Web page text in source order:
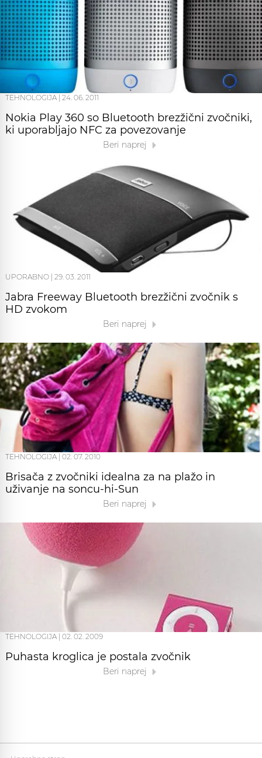
TEHNOLOGIJA | 24. 06. 2011
Nokia Play 360 so Bluetooth brezžični zvočniki,
ki uporabljajo NFC za povezovanje
Beri naprej
UPORABNO 29. 03. 2011
Jabra Freeway Bluetooth brezžični zvočnik s
HD zvokom
Beri naprej
TEHNOLOGIJA 02. 07. 2010
Brisača z zvočniki idealna za na plažo in
uživanje na soncu-hi-Sun
Beri naprej
TEHNOLOGIJA 02. 02. 2009
Puhasta kroglica je postala zvočnik
Beri naprej